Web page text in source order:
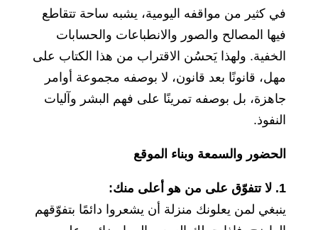
في كثير من مواقفه اليومية، يشبه ساحة تتقاطع
فيها المصالح والصور والانطباعات والحسابات
الخفية. ولهذا يَحسُن الاقتراب من هذا الكتاب على
مهل، قانونًا بعد قانون، لا بوصفه مجموعة أوامر
جاهزة، بل بوصفه تمرينًا على فهم البشر وآليات
النفوذ.
الحضور والسمعة وبناء الموقع
1. لا تتفوّق على من هو أعلى منك:
ينبغي لمن يعلونك منزلة أن يشعروا دائمًا بتفوّقهم